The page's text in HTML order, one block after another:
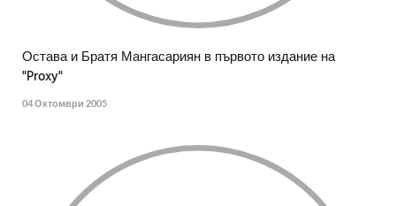
Остава и Братя Мангасариян в първото издание на
"Proxy"
04 Октомври 2005